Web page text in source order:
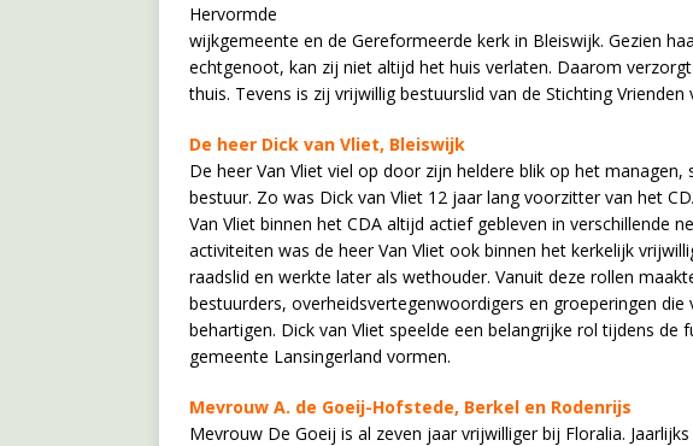
Hervormde
wijkgemeente en de Gereformeerde kerk in Bleiswijk. Gezien
echtgenoot, kan zij niet altijd het huis verlaten. Daarom
thuis. Tevens is zij vrijwillig bestuurslid van de Stichting Vrienden
De heer Dick van Vliet, Bleiswijk
De heer Van Vliet viel op door zijn heldere blik op het managen,
bestuur. Zo was Dick van Vliet 12 jaar lang voorzitter van het
Van Vliet binnen het CDA altijd actief gebleven in verschillende
activiteiten was de heer Van Vliet ook binnen het kerkelijk
raadslid en werkte later als wethouder. Vanuit deze rollen
bestuurders, overheidsvertegenwoordigers en groeperingen
behartigen. Dick van Vliet speelde een belangrijke rol tijdens de
gemeente Lansingerland vormen.
Mevrouw A. de Goeij-Hofstede, Berkel en Rodenrijs
Mevrouw De Goeij is al zeven jaar vrijwilliger bij Floralia.